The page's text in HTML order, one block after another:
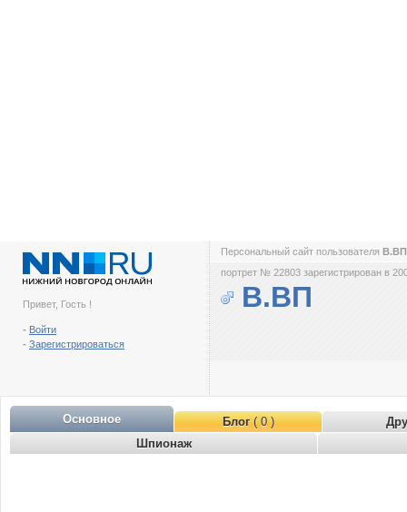
Привет, Гость !
- Войти
- Зарегистрироваться
Персональный сайт пользователя
портрет № 22803 зарегистрирован в
В.ВП
Основное Блог( 0 )
Шпионаж